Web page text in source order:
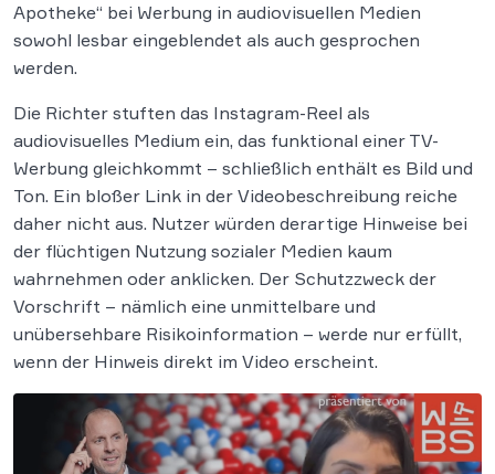
Apotheke“ bei Werbung in audiovisuellen Medien
sowohl lesbar eingeblendet als auch gesprochen
werden.
Die Richter stuften das Instagram-Reel als
audiovisuelles Medium ein, das funktional einer TV-
Werbung gleichkommt – schließlich enthält es Bild und
Ton. Ein bloßer Link in der Videobeschreibung reiche
daher nicht aus. Nutzer würden derartige Hinweise bei
der flüchtigen Nutzung sozialer Medien kaum
wahrnehmen oder anklicken. Der Schutzzweck der
Vorschrift – nämlich eine unmittelbare und
unübersehbare Risikoinformation – werde nur erfüllt,
wenn der Hinweis direkt im Video erscheint.